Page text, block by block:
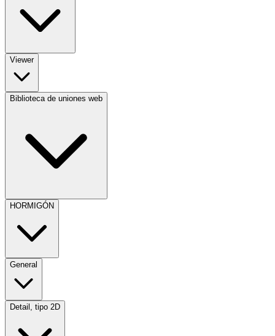
Viewer
Biblioteca de uniones web
HORMIGÓN
General
Detail, tipo 2D